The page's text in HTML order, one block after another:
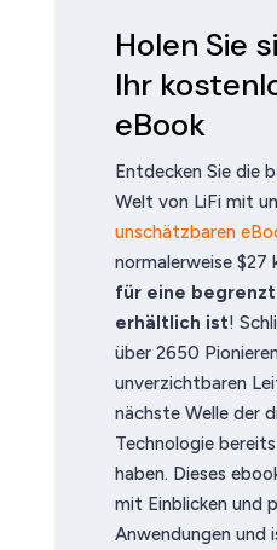
Holen Sie
Ihr
eBook
Entdecken Sie die
Welt von LiFi mit
unschätzbaren
normalerweise $27
für eine
erhältlich ist!
über 2650
unverzichtbaren
nächste Welle der
Technologie
haben. Dieses
mit Einblicken und
Anwendungen und